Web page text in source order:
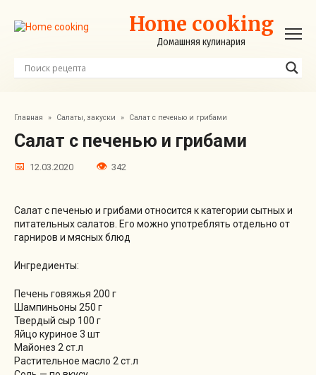
контенту
Home cooking
Домашняя кулинария
Главная » Салаты, закуски » Салат с печенью и грибами
Салат с печенью и грибами
12.03.2020 342
Салат с печенью и грибами относится к категории сытных и
питательных салатов. Его можно употреблять отдельно от
гарниров и мясных блюд
Ингредиенты:
Печень говяжья 200 г
Шампиньоны 250 г
Твердый сыр 100 г
Яйцо куриное 3 шт
Майонез 2 ст.л
Растительное масло 2 ст.л